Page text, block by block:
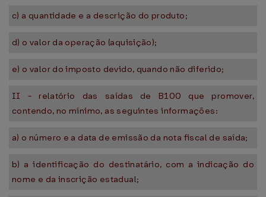
c) a quantidade e a descrição do produto;
d) o valor da operação (aquisição);
e) o valor do imposto devido, quando não diferido;
II - relatório das saídas de B100 que promover,
contendo, no mínimo, as seguintes informações:
a) o número e a data de emissão da nota fiscal de saída;
b) a identificação do destinatário, com a indicação do
nome e da inscrição estadual;